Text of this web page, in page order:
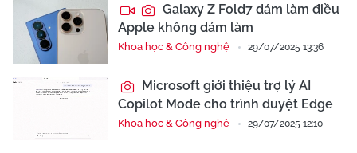
Galaxy Z Fold7 dám làm điều
Apple không dám làm
Khoa học & Công nghệ 29/07/2025 13:36
Microsoft giới thiệu trợ lý AI
Copilot Mode cho trình duyệt Edge
Khoa học & Công nghệ 29/07/2025 12:10